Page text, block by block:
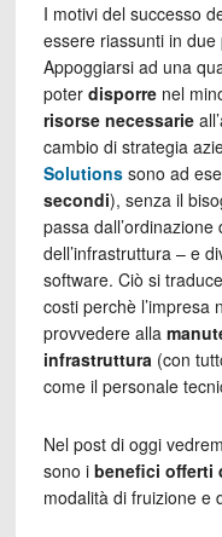
I motivi del successo
essere riassunti in due
Appoggiarsi ad una
poter disporrenel
risorse necessarie
cambio di strategia
Solutionssono ad
secondi), senza il
passa
dell’infrastruttura – e
software. Ciò si
costi perchè l’impresa
provvedere alla
infrastruttura(con
come il personale
Nel post di oggi
sono ibenefici offerti
modalità di fruizione e